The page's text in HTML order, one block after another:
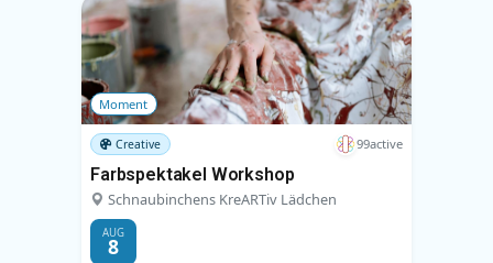
Moment
Creative 99active
Farbspektakel Workshop
Schnaubinchens KreARTiv Lädchen
AUG
8